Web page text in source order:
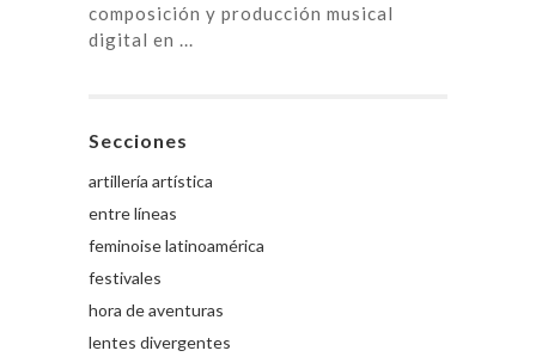
composición y producción musical
digital en ...
Secciones
artillería artística
entre líneas
feminoise latinoamérica
festivales
hora de aventuras
lentes divergentes